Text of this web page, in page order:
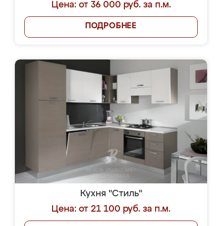
Цена: от 36 000 руб. за п.м.
ПОДРОБНЕЕ
Кухня "Стиль"
Цена: от 21 100 руб. за п.м.